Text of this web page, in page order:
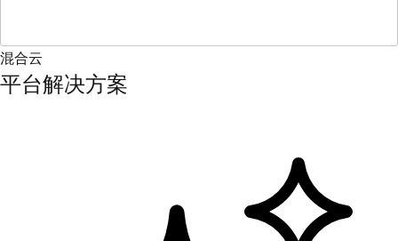
混合云
平台解决方案